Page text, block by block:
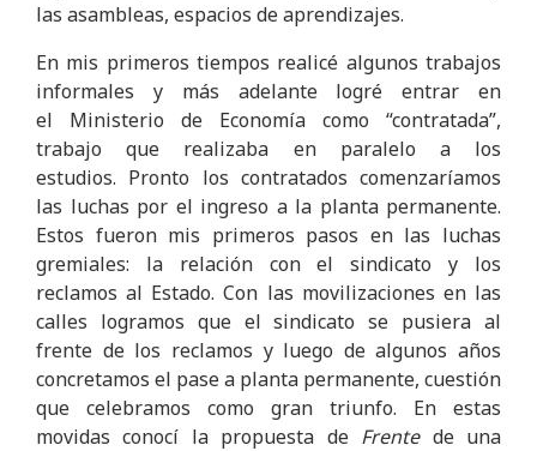
las asambleas, espacios de aprendizajes.
En mis primeros tiempos realicé algunos trabajos
informales y más adelante logré entrar en
el Ministerio de Economía como “contratada”,
trabajo que realizaba en paralelo a los
estudios. Pronto los contratados comenzaríamos
las luchas por el ingreso a la planta permanente.
Estos fueron mis primeros pasos en las luchas
gremiales: la relación con el sindicato y los
reclamos al Estado. Con las movilizaciones en las
calles logramos que el sindicato se pusiera al
frente de los reclamos y luego de algunos años
concretamos el pase a planta permanente, cuestión
que celebramos como gran triunfo. En estas
movidas conocí la propuesta de Frentede una